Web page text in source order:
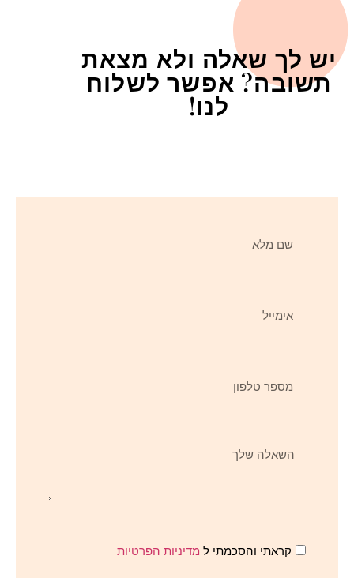
יש לך שאלה ולא מצאת
תשובה? אפשר לשלוח
לנו!
קראתי והסכמתי ל מדיניות הפרטיות